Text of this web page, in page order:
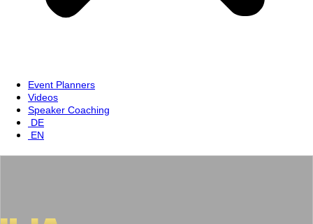
Event Planners
Videos
Speaker Coaching
DE
EN